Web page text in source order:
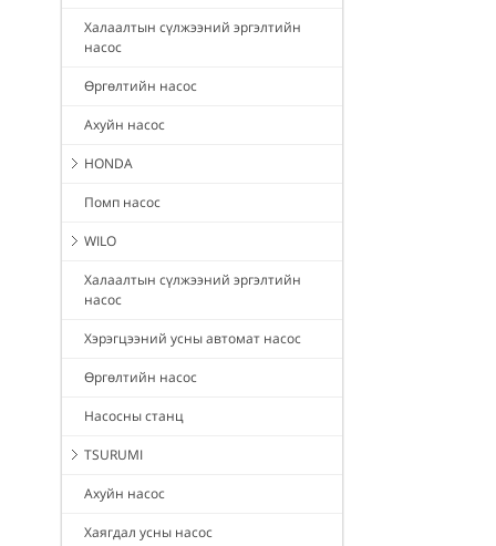
Халаалтын сүлжээний эргэлтийн
насос
Өргөлтийн насос
Ахуйн насос
HONDA
Помп насос
WILO
Халаалтын сүлжээний эргэлтийн
насос
Хэрэгцээний усны автомат насос
Өргөлтийн насос
Насосны станц
TSURUMI
Ахуйн насос
Хаягдал усны насос